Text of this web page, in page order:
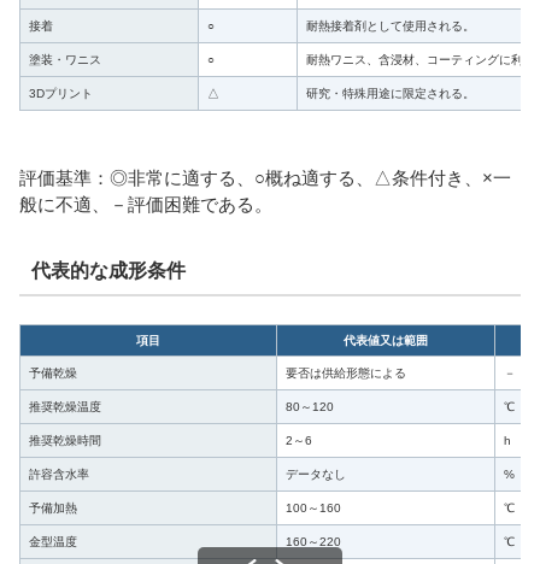
接着 ○ 耐熱接着剤として使用される。
塗装・ワニス ○ 耐熱ワニス、含浸材、コーティングに利用
3Dプリント △ 研究・特殊用途に限定される。
評価基準： ◎非常に適する、 ○概ね適する、 △条件付き、 ×一
般に不適、－評価困難である。
代表的な成形条件
項目 代表値又は範囲
予備乾燥 要否は供給形態による －
推奨乾燥温度 80～120 ℃
推奨乾燥時間 2～6 h
許容含水率 データなし %
予備加熱 100～160 ℃
金型温度 160～220 ℃